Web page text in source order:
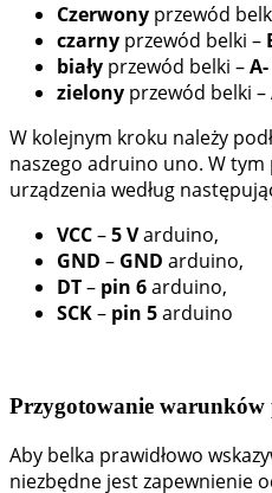
Czerwony przewód
czarny przewód belki –
biały przewód belki –A-
zielony przewód belki –
W kolejnym kroku należy
naszego adruino uno. W tym
urządzenia według
VCC–5 Varduino,
GND – GND arduino,
DT– pin 6arduino,
SCK– pin 5arduino
Przygotowanie warunków
Aby belka prawidłowo
niezbędne jest zapewnienie